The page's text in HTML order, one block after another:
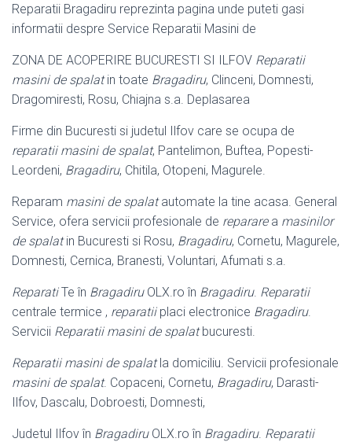
Reparatii Bragadiru reprezinta pagina unde puteti gasi
informatii despre Service Reparatii Masini de
ZONA DE ACOPERIRE BUCURESTI SI ILFOV Reparatii
masini de spalatin toate Bragadiru, Clinceni, Domnesti,
Dragomiresti, Rosu, Chiajna s.a. Deplasarea
Firme din Bucuresti si judetul Ilfov care se ocupa de
reparatii masini de spalat, Pantelimon, Buftea, Popesti-
Leordeni, Bragadiru, Chitila, Otopeni, Magurele.
Reparam masini de spalatautomate la tine acasa. General
Service, ofera servicii profesionale de repararea masinilor
de spalatin Bucuresti si Rosu, Bragadiru, Cornetu, Magurele,
Domnesti, Cernica, Branesti, Voluntari, Afumati s.a.
ReparatiTe în BragadiruOLX.ro în Bragadiru. Reparatii
centrale termice , reparatiiplaci electronice Bragadiru.
Servicii Reparatii masini de spalatbucuresti.
Reparatii masini de spalatla domiciliu. Servicii profesionale
masini de spalat. Copaceni, Cornetu, Bragadiru, Darasti-
Ilfov, Dascalu, Dobroesti, Domnesti,
Judetul Ilfov în BragadiruOLX.ro în Bragadiru. Reparatii